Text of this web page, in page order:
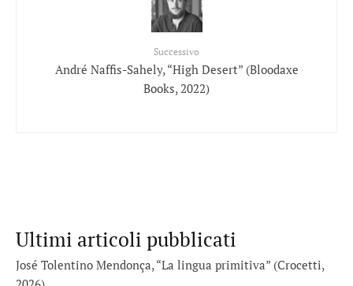
Successivo
André Naffis-Sahely, “High Desert” (Bloodaxe
Books, 2022)
Ultimi articoli pubblicati
José Tolentino Mendonça, “La lingua primitiva” (Crocetti,